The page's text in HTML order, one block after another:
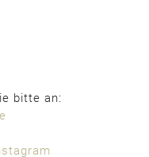
bitte an: